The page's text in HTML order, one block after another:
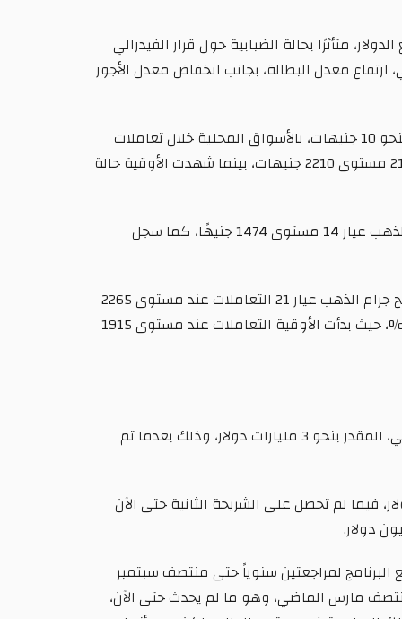
متأثرًا بحالة الضبابية حول قرار الفيدرالي
ارتفاع معدل البطالة، بجانب انخفاض معدل الأجور
قال سعيد إمبابي، المدير التنفيذي لمنصة «آي صاغة» لتداول الذهب والمجوهرات عبر الإنترنت، إن أسعار الذهب تراجعت بنحو 10 جنيهات، بالأسواق المحلية خلال تعاملات
اليوم الإثنين، ومقارنة بختام تعاملات الأسبوع مساء السبت الماضي، وذلك بفعل تراجع الطلب، ليسجل جرام الذهب عيار 21 مستوى 2210 جنيهات، بينما شهدت الأوقية حالة
أضاف، أن جرام الذهب عيار 24 سجل مستوى 2526 جنيهًا، وسجل جرام الذهب عيار 18 مستوى 1894 جنيهًا، وسجل جرام الذهب عيار 14 مستوى 1474 جنيهًا، كما سجل
وكانت أسعار الذهب قد تراجعت بنحو 45 جنيهًا وبنسبة 2% بالأسواق المحلية خلال تعاملات الأسبوع الماضي، حيث افتتح جرام الذهب عيار 21 التعاملات عند مستوى 2265
جنيهًا، واختتم التعاملات عند مستوى 2220 جنيهًا، بينما ارتفعت الأوقية بالبورصة العالمية بقيمة 25 دولارًا، وبنسبة 1.3%، حيث بدأت الأوقية التعاملات عند مستوى 1915
وفي سياق متصل، تترقب الأسواق المحلية، قرارًا بخفض قيمة الجنيه، مع مراجعة صندوق النقد الدولي للبرنامج التمويلي، المقدر بنحو 3 مليارات دولار، وذلك بعدما تم
من قرض الصندوق بعد موافقة المجلس التنفيذي للصندوق بقيمة 347 مليون دولار، فيما لم تحصل على الشريحة الثانية حتى الآن
46 شهراً لمصر بقيمة 3 مليارات دولار، على أن يخضع البرنامج لمراجعتين سنوياً حتى منتصف سبتمبر
منتصف مارس الماضي، وهو ما لم يحدث حتى الآن،